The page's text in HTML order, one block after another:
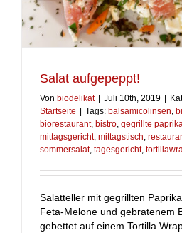
Salat aufgepeppt!
Von biodelikat Juli 10th, 2019
Startseite
Tags: balsamicolinsen,
biorestaurant, bistro, gegrillte
mittagsgericht, mittagstisch,
sommersalat, tagesgericht,
Salatteller mit gegrillten
Feta-Melone und gebratenem
gebettet auf einem Tortilla